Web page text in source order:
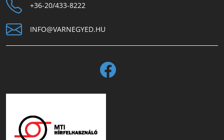
+36-20/433-8222
INFO@VARNEGYED.HU